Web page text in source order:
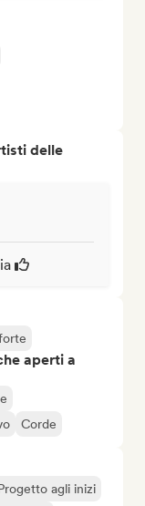
delle
aperti a
Corde
agli inizi